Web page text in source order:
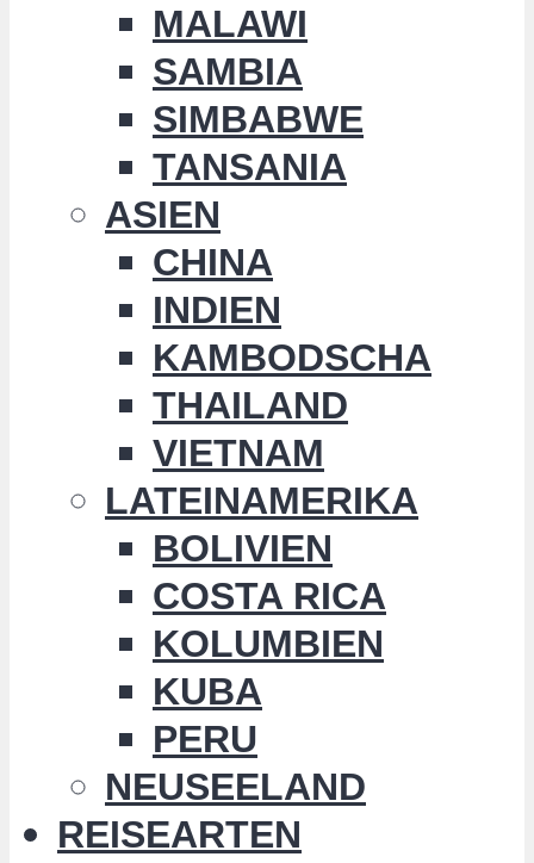
MALAWI
SAMBIA
SIMBABWE
TANSANIA
ASIEN
CHINA
INDIEN
KAMBODSCHA
THAILAND
VIETNAM
LATEINAMERIKA
BOLIVIEN
COSTA RICA
KOLUMBIEN
KUBA
PERU
NEUSEELAND
REISEARTEN